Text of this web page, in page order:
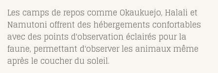
Les camps de repos comme Okaukuejo, Halali et
Namutoni offrent des hébergements confortables
avec des points d'observation éclairés pour la
faune, permettant d'observer les animaux même
après le coucher du soleil.